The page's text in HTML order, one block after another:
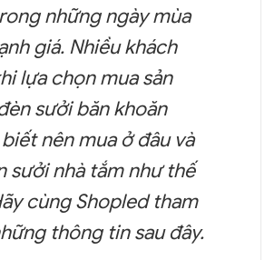
những ngày mùa
giá. Nhiều khách
lựa chọn mua sản
sưởi băn khoăn
nên mua ở đâu và
sưởi nhà tắm như thế
cùng Shopled tham
thông tin sau đây.